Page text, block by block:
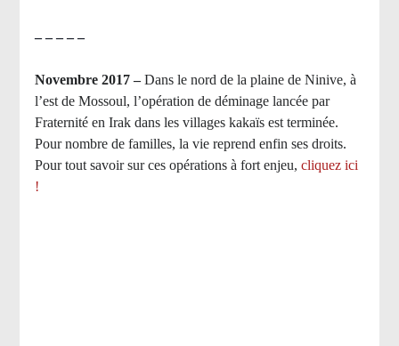
– – – – –
Novembre 2017 –Dans le nord de la plaine de Ninive, à
l’est de Mossoul, l’opération de déminage lancée par
Fraternité en Irak dans les villages kakaïs est terminée.
Pour nombre de familles, la vie reprend enfin ses droits.
Pour tout savoir sur ces opérations à fort enjeu, cliquez ici
!